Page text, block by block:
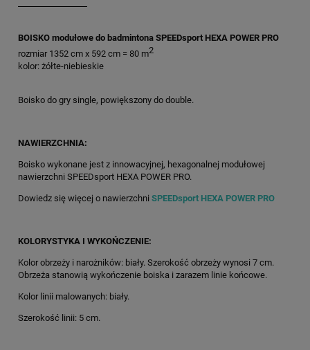
BOISKO modułowe do badmintona SPEEDsport HEXA POWER PRO
rozmiar 1352 cm x 592 cm = 80 m2
kolor: żółte-niebieskie
Boisko do gry single, powiększony do double.
NAWIERZCHNIA:
Boisko wykonane jest z innowacyjnej, hexagonalnej modułowej
nawierzchni SPEEDsport HEXA POWER PRO.
Dowiedz się więcej o nawierzchni SPEEDsport HEXA POWER PRO
KOLORYSTYKA I WYKOŃCZENIE:
Kolor obrzeży i narożników: biały. Szerokość obrzeży wynosi 7 cm.
Obrzeża stanowią wykończenie boiska i zarazem linie końcowe.
Kolor linii malowanych: biały.
Szerokość linii: 5 cm.